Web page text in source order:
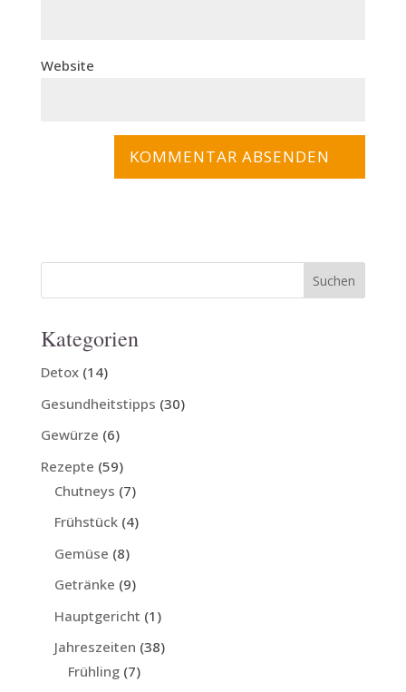
Website
Kategorien
Detox(14)
Gesundheitstipps (30)
Gewürze (6)
Rezepte (59)
Chutneys (7)
Frühstück(4)
Gemüse (8)
Getränke (9)
Hauptgericht (1)
Jahreszeiten (38)
Frühling(7)